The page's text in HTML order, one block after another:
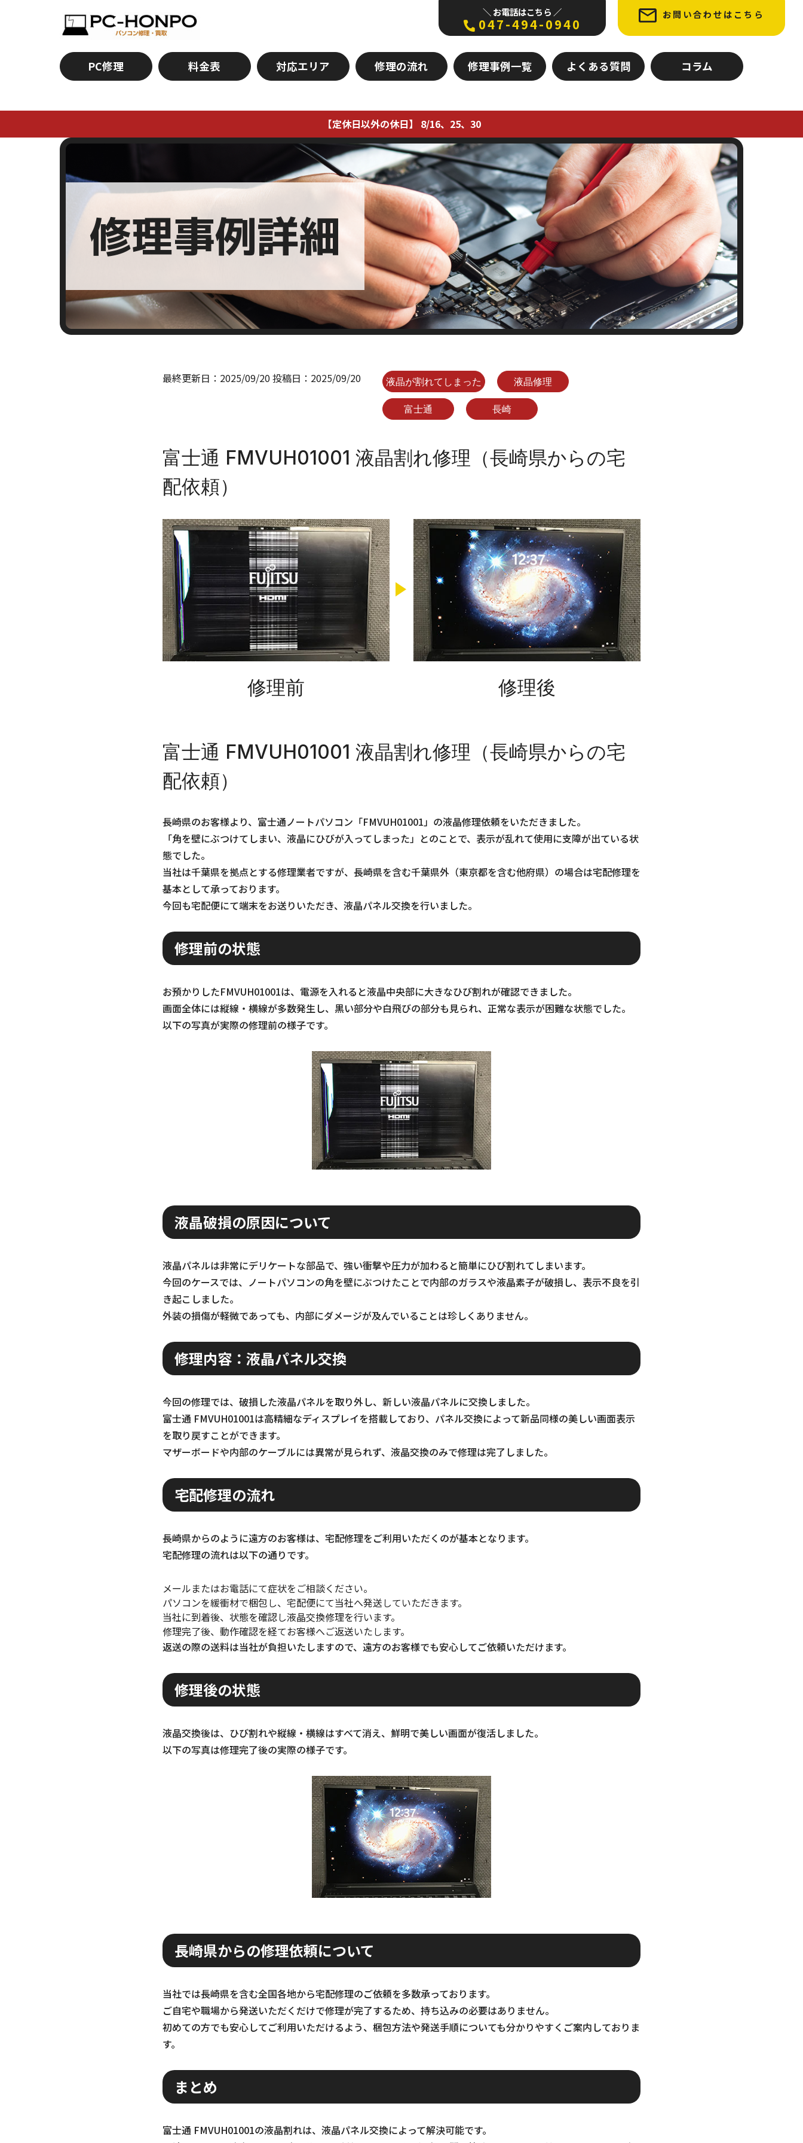
＼ お電話はこちら ／
047-494-0940
お問い合わせはこちら
PC修理 料金表 対応エリア 修理の流れ 修理事例一覧 よくある質問 コラム
【定休日以外の休日】 8/16、25、30
修理事例詳細
最終更新日： 2025/09/20投稿日： 2025/09/20 液晶が割れてしまった 液晶修理
富士通 長崎
富士通 FMVUH01001 液晶割れ修理（長崎県からの宅
配依頼）
修理前 修理後
富士通 FMVUH01001 液晶割れ修理（長崎県からの宅
配依頼）
長崎県のお客様より、富士通ノートパソコン「FMVUH01001」の液晶修理依頼をいただきました。
「角を壁にぶつけてしまい、液晶にひびが入ってしまった」とのことで、表示が乱れて使用に支障が出ている状
態でした。
当社は千葉県を拠点とする修理業者ですが、長崎県を含む千葉県外（東京都を含む他府県）の場合は宅配修理を
基本として承っております。
今回も宅配便にて端末をお送りいただき、液晶パネル交換を行いました。
修理前の状態
お預かりしたFMVUH01001は、電源を入れると液晶中央部に大きなひび割れが確認できました。
画面全体には縦線・横線が多数発生し、黒い部分や白飛びの部分も見られ、正常な表示が困難な状態でした。
以下の写真が実際の修理前の様子です。
液晶破損の原因について
液晶パネルは非常にデリケートな部品で、強い衝撃や圧力が加わると簡単にひび割れてしまいます。
今回のケースでは、ノートパソコンの角を壁にぶつけたことで内部のガラスや液晶素子が破損し、表示不良を引
き起こしました。
外装の損傷が軽微であっても、内部にダメージが及んでいることは珍しくありません。
修理内容：液晶パネル交換
今回の修理では、破損した液晶パネルを取り外し、新しい液晶パネルに交換しました。
富士通 FMVUH01001は高精細なディスプレイを搭載しており、パネル交換によって新品同様の美しい画面表示
を取り戻すことができます。
マザーボードや内部のケーブルには異常が見られず、液晶交換のみで修理は完了しました。
宅配修理の流れ
長崎県からのように遠方のお客様は、宅配修理をご利用いただくのが基本となります。
宅配修理の流れは以下の通りです。
メールまたはお電話にて症状をご相談ください。
パソコンを緩衝材で梱包し、宅配便にて当社へ発送していただきます。
当社に到着後、状態を確認し液晶交換修理を行います。
修理完了後、動作確認を経てお客様へご返送いたします。
返送の際の送料は当社が負担いたしますので、遠方のお客様でも安心してご依頼いただけます。
修理後の状態
液晶交換後は、ひび割れや縦線・横線はすべて消え、鮮明で美しい画面が復活しました。
以下の写真は修理完了後の実際の様子です。
長崎県からの修理依頼について
当社では長崎県を含む全国各地から宅配修理のご依頼を多数承っております。
ご自宅や職場から発送いただくだけで修理が完了するため、持ち込みの必要はありません。
初めての方でも安心してご利用いただけるよう、梱包方法や発送手順についても分かりやすくご案内しておりま
す。
まとめ
富士通 FMVUH01001の液晶割れは、液晶パネル交換によって解決可能です。